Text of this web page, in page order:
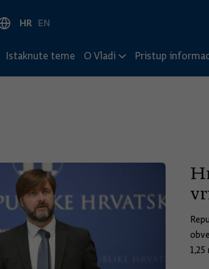
HR EN
Istaknute teme O Vladi Pristup
1,25